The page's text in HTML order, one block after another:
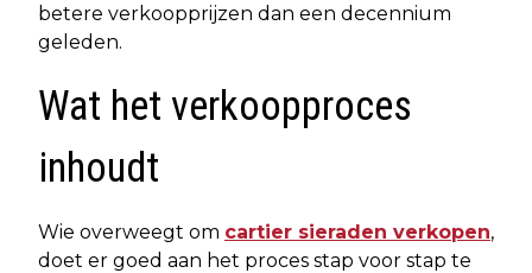
betere verkoopprijzen dan een decennium
geleden.
Wat het verkoopproces
inhoudt
Wie overweegt om cartier sieraden verkopen,
doet er goed aan het proces stap voor stap te